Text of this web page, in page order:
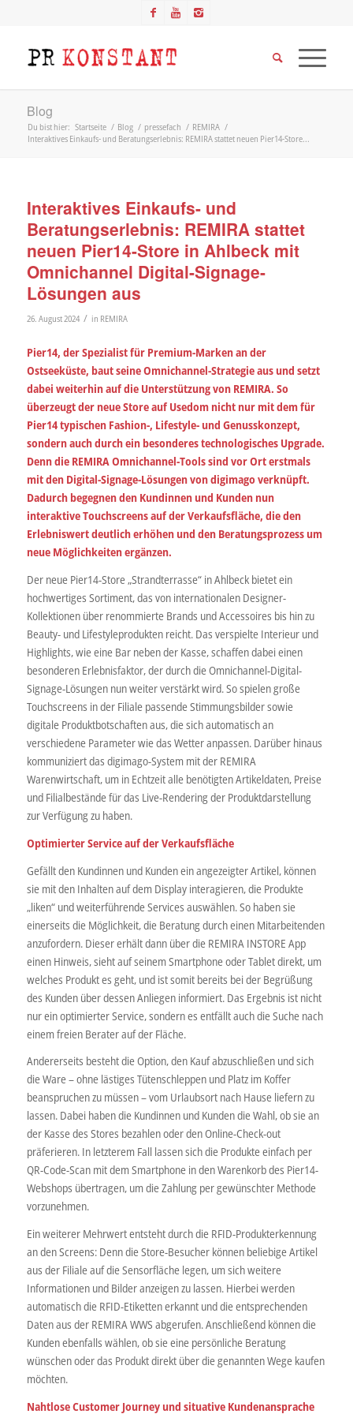
Blog
Du bist hier: Startseite / Blog / pressefach / REMIRA /
Interaktives Einkaufs- und Beratungserlebnis: REMIRA stattet neuen Pier14-Store...
Interaktives Einkaufs- und
Beratungserlebnis: REMIRA stattet
neuen Pier14-Store in Ahlbeck mit
Omnichannel Digital-Signage-
Lösungen aus
26. August 2024 / in REMIRA
Pier14, der Spezialist für Premium-Marken an der
Ostseeküste, baut seine Omnichannel-Strategie aus und setzt
dabei weiterhin auf die Unterstützung von REMIRA. So
überzeugt der neue Store auf Usedom nicht nur mit dem für
Pier14 typischen Fashion-, Lifestyle- und Genusskonzept,
sondern auch durch ein besonderes technologisches Upgrade.
Denn die REMIRA Omnichannel-Tools sind vor Ort erstmals
mit den Digital-Signage-Lösungen von digimago verknüpft.
Dadurch begegnen den Kundinnen und Kunden nun
interaktive Touchscreens auf der Verkaufsfläche, die den
Erlebniswert deutlich erhöhen und den Beratungsprozess um
neue Möglichkeiten ergänzen.
Der neue Pier14-Store „Strandterrasse“ in Ahlbeck bietet ein
hochwertiges Sortiment, das von internationalen Designer-
Kollektionen über renommierte Brands und Accessoires bis hin zu
Beauty- und Lifestyleprodukten reicht. Das verspielte Interieur und
Highlights, wie eine Bar neben der Kasse, schaffen dabei einen
besonderen Erlebnisfaktor, der durch die Omnichannel-Digital-
Signage-Lösungen nun weiter verstärkt wird. So spielen große
Touchscreens in der Filiale passende Stimmungsbilder sowie
digitale Produktbotschaften aus, die sich automatisch an
verschiedene Parameter wie das Wetter anpassen. Darüber hinaus
kommuniziert das digimago-System mit der REMIRA
Warenwirtschaft, um in Echtzeit alle benötigten Artikeldaten, Preise
und Filialbestände für das Live-Rendering der Produktdarstellung
zur Verfügung zu haben.
Optimierter Service auf der Verkaufsfläche
Gefällt den Kundinnen und Kunden ein angezeigter Artikel, können
sie mit den Inhalten auf dem Display interagieren, die Produkte
„liken“ und weiterführende Services auswählen. So haben sie
einerseits die Möglichkeit, die Beratung durch einen Mitarbeitenden
anzufordern. Dieser erhält dann über die REMIRA INSTORE App
einen Hinweis, sieht auf seinem Smartphone oder Tablet direkt, um
welches Produkt es geht, und ist somit bereits bei der Begrüßung
des Kunden über dessen Anliegen informiert. Das Ergebnis ist nicht
nur ein optimierter Service, sondern es entfällt auch die Suche nach
einem freien Berater auf der Fläche.
Andererseits besteht die Option, den Kauf abzuschließen und sich
die Ware – ohne lästiges Tütenschleppen und Platz im Koffer
beanspruchen zu müssen – vom Urlaubsort nach Hause liefern zu
lassen. Dabei haben die Kundinnen und Kunden die Wahl, ob sie an
der Kasse des Stores bezahlen oder den Online-Check-out
präferieren. In letzterem Fall lassen sich die Produkte einfach per
QR-Code-Scan mit dem Smartphone in den Warenkorb des Pier14-
Webshops übertragen, um die Zahlung per gewünschter Methode
vorzunehmen.
Ein weiterer Mehrwert entsteht durch die RFID-Produkterkennung
an den Screens: Denn die Store-Besucher können beliebige Artikel
aus der Filiale auf die Sensorfläche legen, um sich weitere
Informationen und Bilder anzeigen zu lassen. Hierbei werden
automatisch die RFID-Etiketten erkannt und die entsprechenden
Daten aus der REMIRA WWS abgerufen. Anschließend können die
Kunden ebenfalls wählen, ob sie eine persönliche Beratung
wünschen oder das Produkt direkt über die genannten Wege kaufen
möchten.
Nahtlose Customer Journey und situative Kundenansprache